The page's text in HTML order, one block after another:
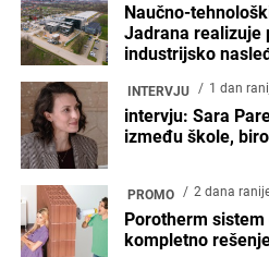
Naučno-
Jadrana realizuje
industrijsko
INTERVJU 1 dan
intervju: Sara
između škole,
PROMO 2 dana
Porotherm
kompletno